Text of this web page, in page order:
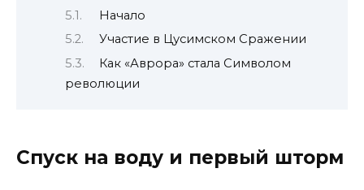
Начало
Участие в Цусимском Сражении
Как «Аврора» стала Символом
революции
Спуск на воду и первый шторм